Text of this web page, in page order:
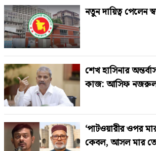
নতুন দায়িত্ব পেলেন
শেখ হাসিনার
কাজ: আসিফ
‘পাটওয়ারীর ওপর
কেবল, আসল মার